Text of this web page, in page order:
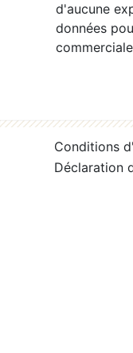
d'aucune
données
Conditions
Déclaration